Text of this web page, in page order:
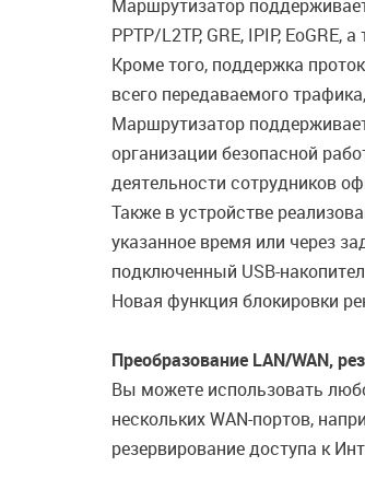
Маршрутизатор
PPTP/L2TP, GRE, IPIP,
Кроме того, поддержка
всего передаваемого
Маршрутизатор
организации безопасной
деятельности сотрудников
Также в устройстве
указанное время или через
подключенный USB-
Новая функция блокировки
Преобразование LAN/WAN,
Вы можете использовать
нескольких WAN-портов,
резервирование доступа к